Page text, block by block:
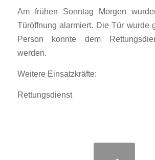
Am frühen Sonntag Morgen
Türöffnung alarmiert. Die Tür wurde
Person konnte dem
werden.
Weitere Einsatzkräfte:
Rettungsdienst